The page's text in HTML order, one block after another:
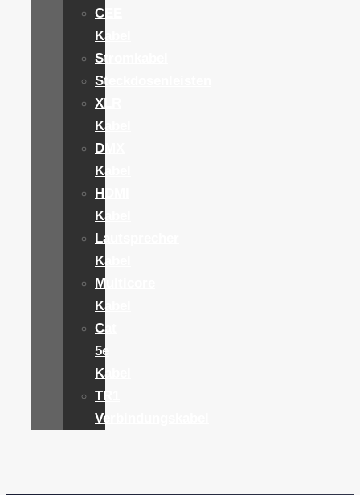
CEE
Kabel
Stromkabel
Steckdosenleisten
XLR
Kabel
DMX
Kabel
HDMI
Kabel
Lautsprecher
Kabel
Multicore
Kabel
Cat
5e
Kabel
TR1
Verbindungskabel